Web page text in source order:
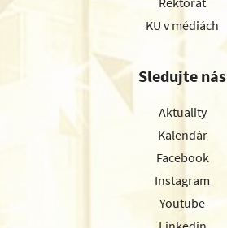
KU v médiách
Sledujte nás
Aktuality
Kalendár
Facebook
Instagram
Youtube